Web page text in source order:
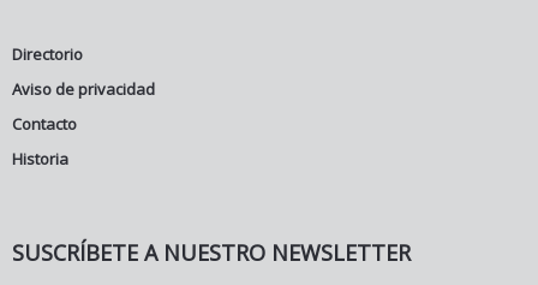
Directorio
Aviso de privacidad
Contacto
Historia
SUSCRÍBETE A NUESTRO NEWSLETTER